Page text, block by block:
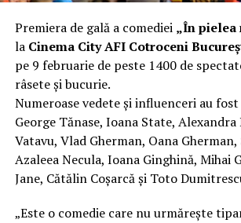
rezistent la coroziune,
nuanțe
Aluminiul e materialul care apare
când cineva caută un pavilion ușor. Și
Densitatea aluminiului e de
de circa 7,8 g/cm³ pentru oțel. Practic,
identic, aluminiul cântărește cam o
oțelului. Pentru oricine transportă,
demontează frecvent o structură,
simte enorm.
Premiera de gală a comediei „În pielea
la Cinema City AFI Cotroceni
pe 9 februarie de peste 1400 de
râsete și bucurie.
Numeroase vedete și influenceri au
George Tănase, Ioana State, Alexandra
Vatavu, Vlad Gherman, Oana Gherman,
Azaleea Necula, Ioana Ginghină, Mihai
Jane, Cătălin Coșarcă și Toto
„Este o comedie care nu urmărește